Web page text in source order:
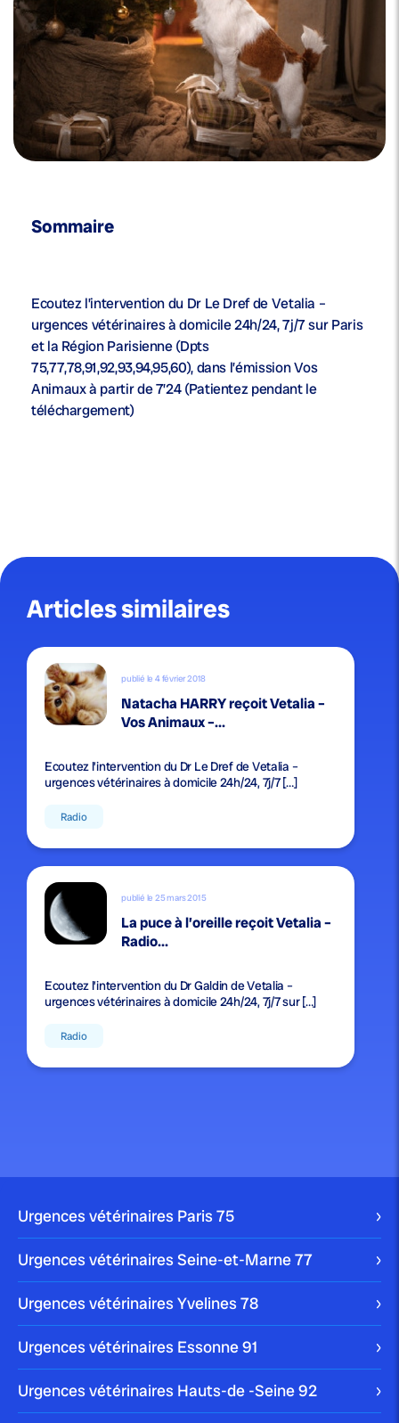
Sommaire
Ecoutez l’intervention du Dr Le Dref de Vetalia –
urgences vétérinaires à domicile 24h/24, 7j/7 sur Paris
et la Région Parisienne (Dpts
75,77,78,91,92,93,94,95,60), dans l’émission Vos
Animaux à partir de 7’24 (Patientez pendant le
téléchargement)
Articles similaires
publié le 4 février 2018
Natacha HARRY reçoit Vetalia –
Vos Animaux –...
Ecoutez l’intervention du Dr Le Dref de Vetalia –
urgences vétérinaires à domicile 24h/24, 7j/7 […]
Radio
publié le 25 mars 2015
La puce à l’oreille reçoit Vetalia –
Radio...
Ecoutez l’intervention du Dr Galdin de Vetalia –
urgences vétérinaires à domicile 24h/24, 7j/7 sur […]
Radio
Urgences vétérinaires Paris75
Urgences vétérinaires Seine-et-Marne77
Urgences vétérinaires Yvelines78
Urgences vétérinaires Essonne91
Urgences vétérinaires Hauts-de -Seine92